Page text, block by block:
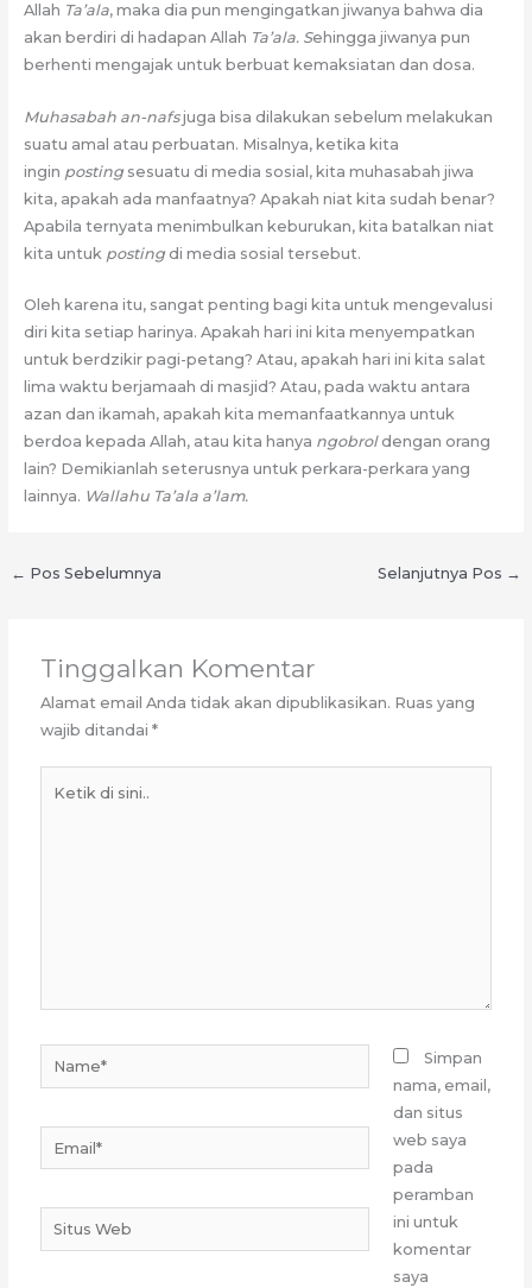
Allah Ta’ala, maka dia pun mengingatkan jiwanya bahwa dia
akan berdiri di hadapan Allah Ta’ala. Sehingga jiwanya pun
berhenti mengajak untuk berbuat kemaksiatan dan dosa.
Muhasabah an-nafsjuga bisa dilakukan sebelum melakukan
suatu amal atau perbuatan. Misalnya, ketika kita
ingin posting sesuatu di media sosial, kita muhasabah jiwa
kita, apakah ada manfaatnya? Apakah niat kita sudah benar?
Apabila ternyata menimbulkan keburukan, kita batalkan niat
kita untuk posting di media sosial tersebut.
Oleh karena itu, sangat penting bagi kita untuk mengevalusi
diri kita setiap harinya. Apakah hari ini kita menyempatkan
untuk berdzikir pagi-petang? Atau, apakah hari ini kita salat
lima waktu berjamaah di masjid? Atau, pada waktu antara
azan dan ikamah, apakah kita memanfaatkannya untuk
berdoa kepada Allah, atau kita hanya ngobroldengan orang
lain? Demikianlah seterusnya untuk perkara-perkara yang
lainnya. Wallahu Ta’ala a’lam.
← Pos Sebelumnya Selanjutnya Pos →
Tinggalkan Komentar
Alamat email Anda tidak akan dipublikasikan. Ruas yang
wajib ditandai*
Name*
Situs
Web
Simpan
nama, email,
dan situs
web saya
pada
peramban
ini untuk
komentar
saya